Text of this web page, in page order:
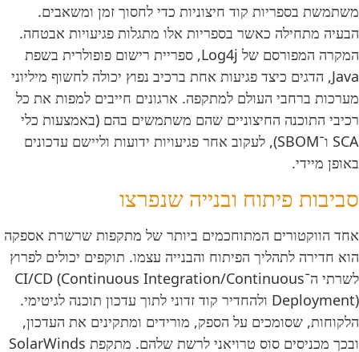
משתמשת בספריות קוד חיצוניות כדי לחסוך זמן ומשאבים.
הבעיה מתחילה כאשר בספריות אלו מתגלות פגיעויות אבטחה.
המקרה המפורסם של Log4j, ספריית רישום פופולרית בשפת
Java, הדגים כיצד פגיעות אחת ברכיב נפוץ יכולה לחשוף מיליוני
מערכות ברחבי העולם למתקפה. ארגונים חייבים למפות את כל
רכיבי התוכנה החיצוניים שהם משתמשים בהם (באמצעות כלי
SCA ו־SBOM), לעקוב אחר פגיעויות ידועות וליישם עדכונים
באופן מיידי.
סביבות פיתוח ובנייה שנפרצו
אחד הווקטורים המתוחכמים ביותר של מתקפות שרשרת אספקה
הוא חדירה לתהליך הפיתוח והבנייה עצמו. תוקפים יכולים לפרוץ
לשרתי ה־CI/CD (Continuous Integration/Continuous
Deployment) ולהחדיר קוד זדוני לתוך עדכון תוכנה לגיטימי.
הלקוחות, שסומכים על הספק, מורידים ומתקינים את העדכון,
ובכך מכניסים סוס טרויאני לרשת שלהם. מתקפת SolarWinds